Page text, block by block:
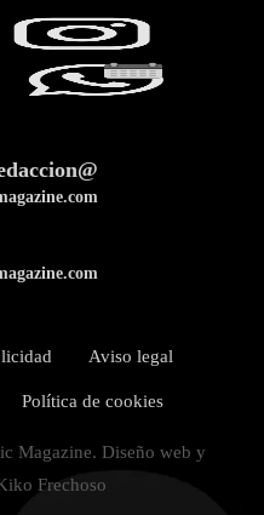
Aviso legal
Política de cookies
Magazine. Diseño web y
Frechoso